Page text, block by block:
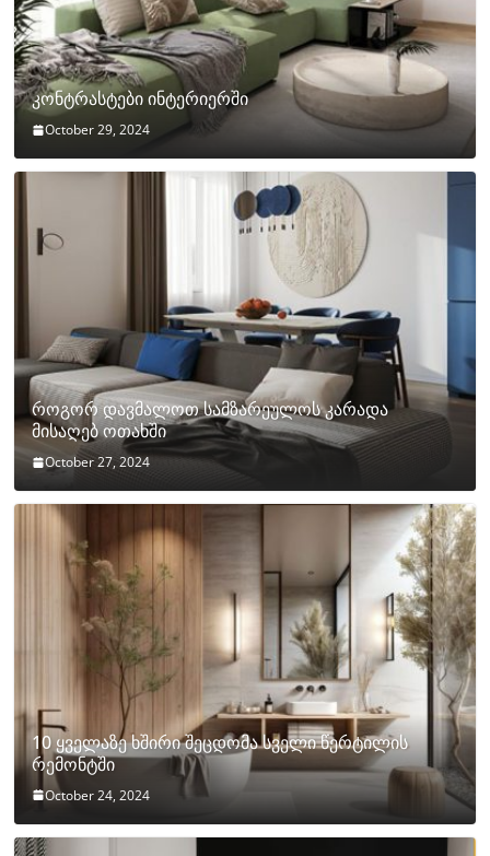
კონტრასტები ინტერიერში
October 29, 2024
როგორ დავმალოთ სამზარეულოს კარადა
მისაღებ ოთახში
October 27, 2024
10 ყველაზე ხშირი შეცდომა სველი წერტილის
რემონტში
October 24, 2024